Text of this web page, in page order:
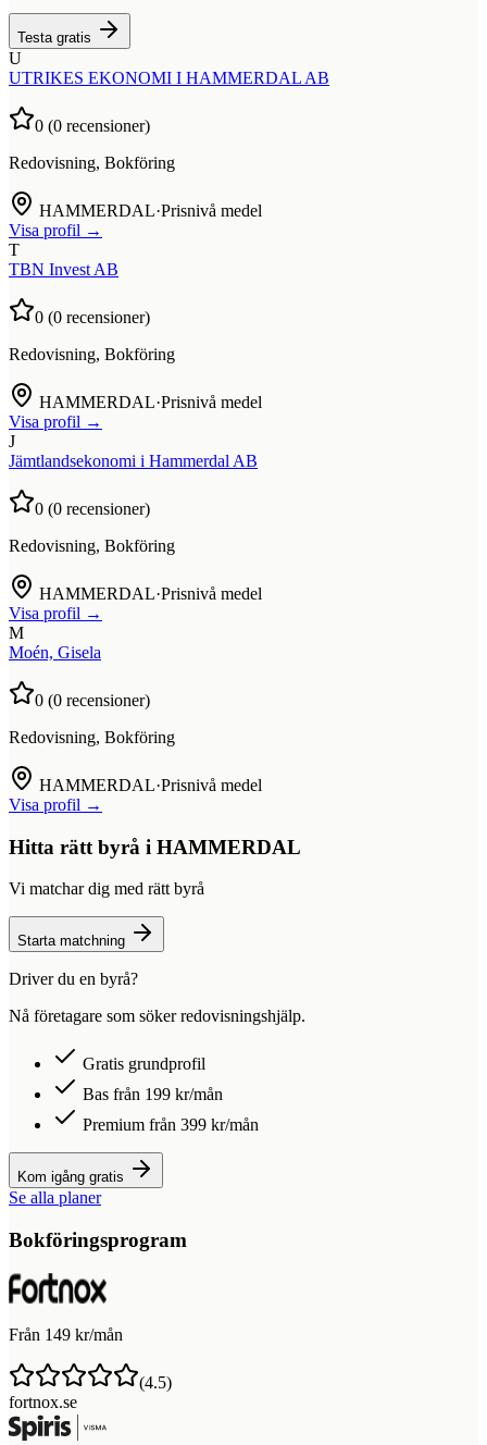
Testa gratis
U
UTRIKES EKONOMI I HAMMERDAL AB
0 (0 recensioner)
Redovisning, Bokföring
HAMMERDAL·Prisnivå medel
Visa profil →
T
TBN Invest AB
0 (0 recensioner)
Redovisning, Bokföring
HAMMERDAL·Prisnivå medel
Visa profil →
J
Jämtlandsekonomi i Hammerdal AB
0 (0 recensioner)
Redovisning, Bokföring
HAMMERDAL·Prisnivå medel
Visa profil →
M
Moén, Gisela
0 (0 recensioner)
Redovisning, Bokföring
HAMMERDAL·Prisnivå medel
Visa profil →
Hitta rätt byrå i HAMMERDAL
Vi matchar dig med rätt byrå
Starta matchning
Driver du en byrå?
Nå företagare som söker redovisningshjälp.
Gratis grundprofil
Bas från 199 kr/mån
Premium från 399 kr/mån
Kom igång gratis
Se alla planer
Bokföringsprogram
Från 149 kr/mån
(4.5)
fortnox.se